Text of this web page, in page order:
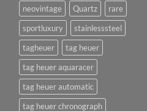
neovintage
Quartz
rare
sportluxury
stainlesssteel
tagheuer
tag heuer
tag heuer aquaracer
tag heuer automatic
tag heuer chronograph